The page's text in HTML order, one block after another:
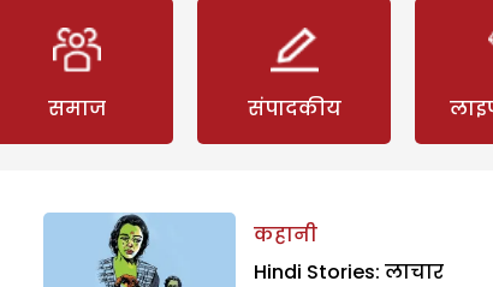
समाज संपादकीय
कहानी
Hindi Stories: लाचार